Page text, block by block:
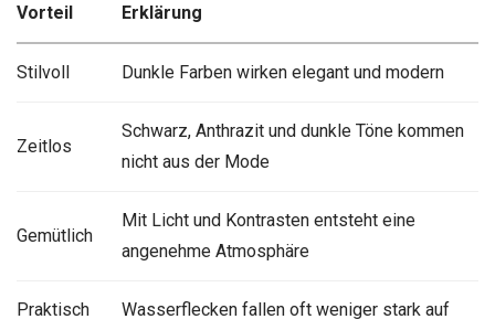
Vorteil Erklärung
Stilvoll Dunkle Farben wirken elegant und modern
Zeitlos
Schwarz, Anthrazit und dunkle Töne kommen
nicht aus der Mode
Gemütlich
Mit Licht und Kontrasten entsteht eine
angenehme Atmosphäre
Praktisch Wasserflecken fallen oft weniger stark auf